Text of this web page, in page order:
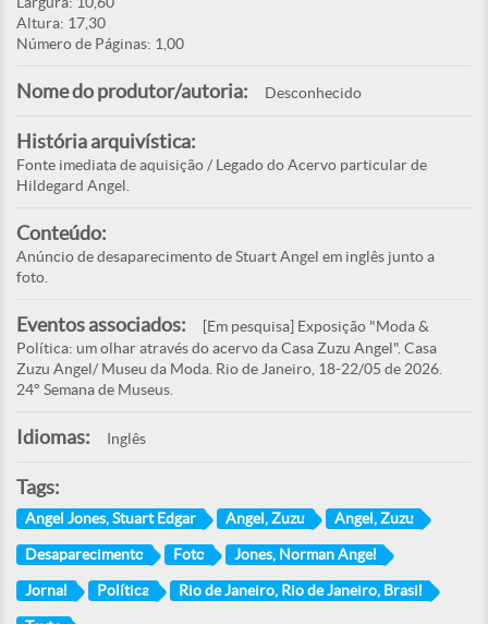
Altura: 17,30
Número de Páginas: 1,00
Nome do produtor/autoria: Desconhecido
História arquivística:
Fonte imediata de aquisição / Legado do Acervo particular de
Hildegard Angel.
Conteúdo:
Anúncio de desaparecimento de Stuart Angel em inglês junto a
foto.
Eventos associados:
[Em pesquisa] Exposição "Moda &
Política: um olhar através do acervo da Casa Zuzu Angel". Casa
Zuzu Angel/ Museu da Moda. Rio de Janeiro, 18-22/05 de 2026.
24° Semana de Museus.
Idiomas: Inglês
Tags:
Angel Jones, Stuart Edgar Angel, Zuzu Angel, Zuzu
Desaparecimento Foto Jones, Norman Angel
Jornal Política Rio de Janeiro, Rio de Janeiro, Brasil